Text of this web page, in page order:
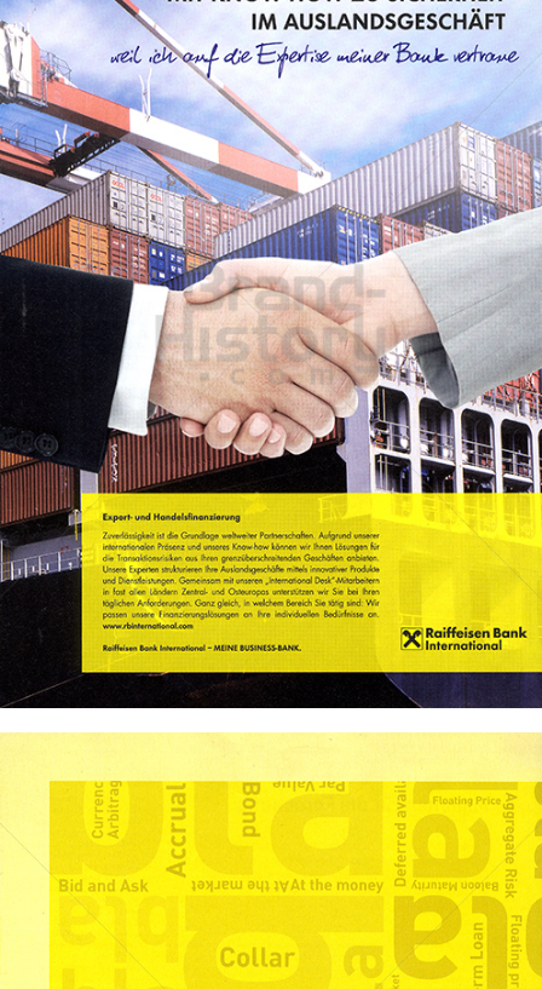
Raiffeisen Bank International
Raiffeisen Bankengruppe Österreich
2013